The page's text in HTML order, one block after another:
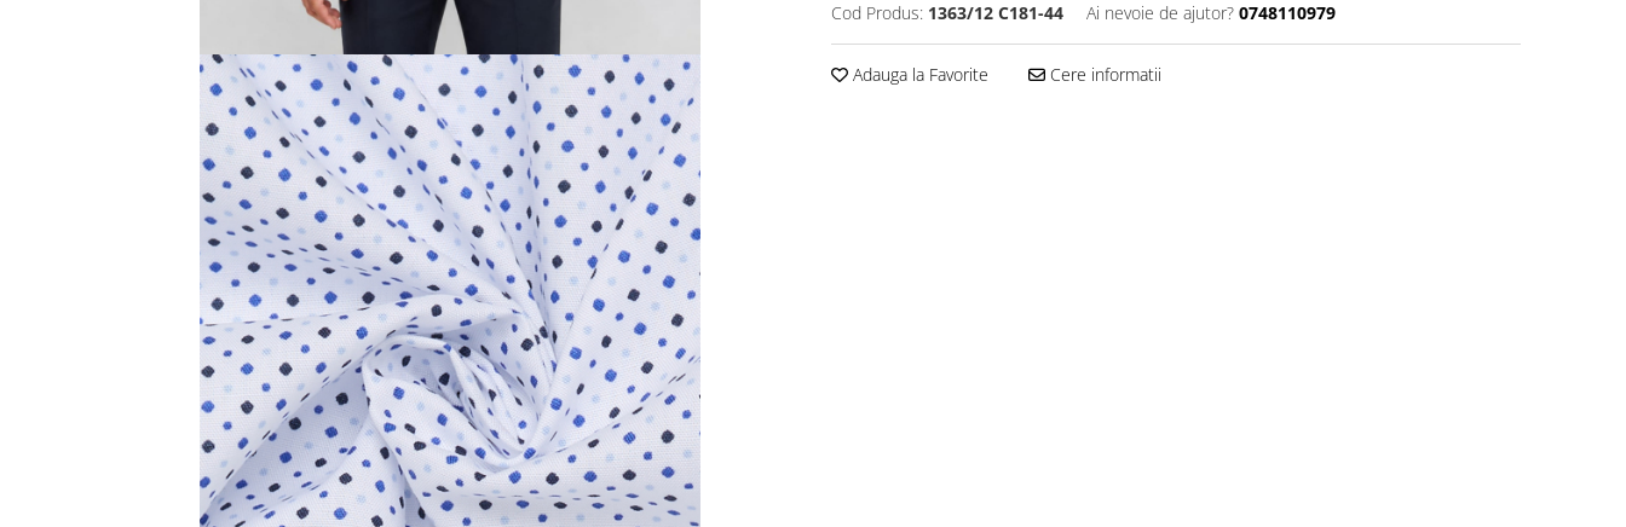
Cod Produs: 1363/12 C181-44 Ai nevoie de ajutor? 0748110979
Adauga la Favorite Cere informatii